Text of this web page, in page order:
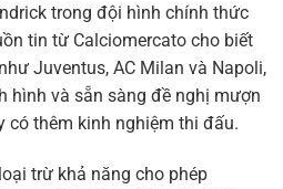
trong đội hình chính thức
tin từ Calciomercato cho biết
Juventus, AC Milan và Napoli,
hình và sẵn sàng đề nghị mượn
có thêm kinh nghiệm thi đấu.
trừ khả năng cho phép